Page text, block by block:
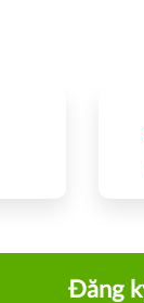
Đăng